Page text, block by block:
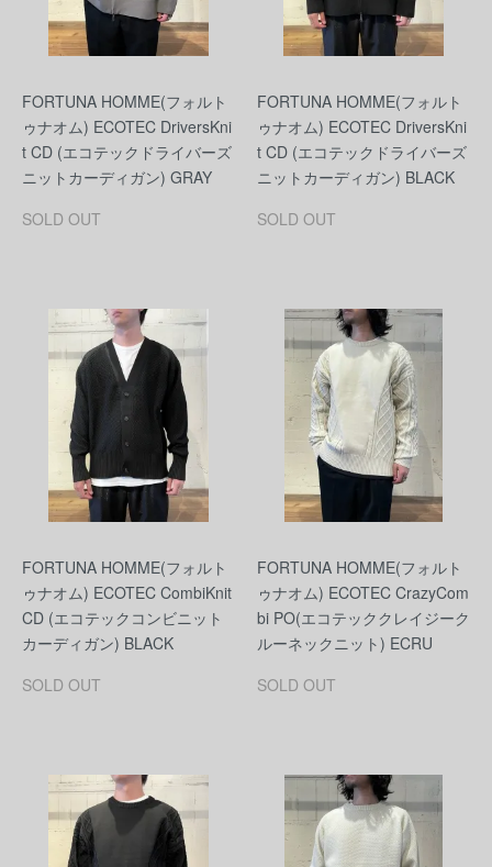
FORTUNA HOMME(フォルト
ゥナオム) ECOTEC DriversKni
t CD (エコテックドライバーズ
ニットカーディガン) GRAY
SOLD OUT
FORTUNA HOMME(フォルト
ゥナオム) ECOTEC DriversKni
t CD (エコテックドライバーズ
ニットカーディガン) BLACK
SOLD OUT
FORTUNA HOMME(フォルト
ゥナオム) ECOTEC CombiKnit
CD (エコテックコンビニット
カーディガン) BLACK
SOLD OUT
FORTUNA HOMME(フォルト
ゥナオム) ECOTEC CrazyCom
bi PO(エコテッククレイジーク
ルーネックニット) ECRU
SOLD OUT